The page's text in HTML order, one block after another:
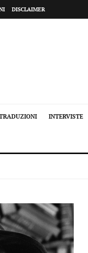
DISCLAIMER
INTERVISTE